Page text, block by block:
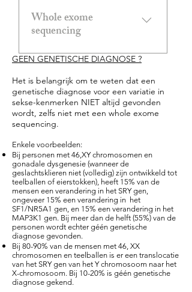
herschikking (translocatie of
inversie) van chromosomen-
voorbeeld van een
translocatie is als het SRY
gen niet zoals gewoonlijk op
een Y chromosoom ligt
maar op een X
chromosoom. Bij andere
mensen is er soms een stuk
van de chromosomen
verloren gegaan (deletie), of
is er een toevoeging van een
stuk chromosoom
(duplicatie).
specifieker worden
onderzocht. Bijvoorbeeld:
De FISH test kan nagaan of
het SRY gen aanwezig is en
gekende genen, worden
ook minder bekende genen
gescreend op
veranderingen. Als er
evenwel veranderingen
worden gevonden, is het
niet altijd duidelijk of zij
uiteindelijk ook de variatie in
sekse-kenmerken
'veroorzaken'. Iedere
persoon wordt immers
geboren met kleine gen-
veranderingen, die niet altijd
gevolgen hebben voor de
lichaamsontwikkeling of
Whole exome
sequencing
Als er niet meteen een
genetische diagnose wordt
gevonden, wordt ingezet op
het duurdere whole exome
sequencing (WES), waarbij
tegelijkertijd worden
gescreend. Met WES wordt
het exoom onderzocht,
ongeveer 1% van onze totale
collectie van genenmateriaal
(genoom). Ook hier geldt:
hoe meer wordt onderzocht,
hoe meer genetische
veranderingen zullen
worden gevonden die niet
GEEN GENETISCHE DIAGNOSE ?
Het is belangrijk om te weten dat een
genetische diagnose voor een variatie in
sekse-kenmerken NIET altijd gevonden
wordt, zelfs niet met een whole exome
sequencing.
Enkele voorbeelden:
Bij personen met 46,XY chromosomen en
gonadale dysgenesie (wanneer de
geslachtsklieren niet (volledig) zijn ontwikkeld tot
teelballen of eierstokken), heeft 15% van de
mensen een verandering in het SRY gen,
ongeveer 15% een verandering in het
SF1/NR5A1 gen, en 15% een verandering in het
MAP3K1 gen. Bij meer dan de helft (55%) van de
personen wordt echter géén genetische
diagnose gevonden.
Bij 80-90% van de mensen met 46, XX
chromosomen en teelballen is er een translocatie
van het SRY gen van het Y chromosoom naar het
X-chromosoom. Bij 10-20% is géén genetische
diagnose gekend.